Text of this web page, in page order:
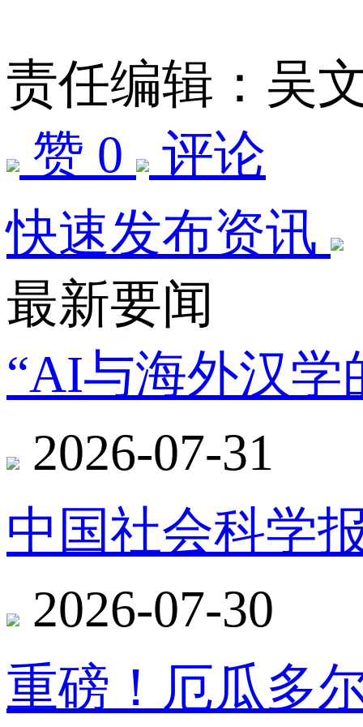
责任编辑：吴
赞 0
评论
快速发布资讯
最新要闻
“AI与海外汉学
2026-07-31
中国社会科学
2026-07-30
重磅！厄瓜多